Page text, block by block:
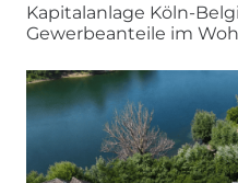
Kapitalanlage Köln-
Gewerbeanteile im